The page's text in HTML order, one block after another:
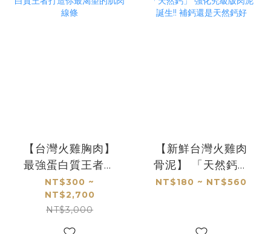
【台灣火雞胸肉】
最強蛋白質王者打
造你最渴望的肌肉
線條
NT$300 ~
NT$2,700
NT$3,000
【新鮮台灣火雞肉
骨泥】 「天然鈣」
強化究級版肉泥誕
NT$180 ~ NT$560